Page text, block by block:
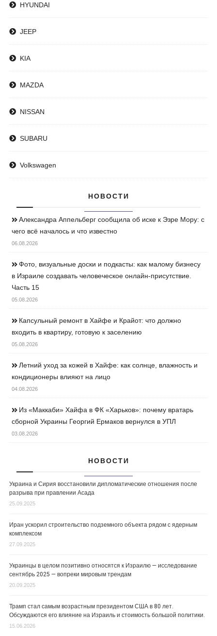
HYUNDAI
JEEP
KIA
MAZDA
NISSAN
SUBARU
Volkswagen
НОВОСТИ
Александра Аппельберг сообщила об иске к Эзре Мору: с
чего всё началось и что известно
06.08.2026
Фото, визуальные доски и подкасты: как малому бизнесу
в Израиле создавать человеческое онлайн-присутствие.
Часть 15
05.08.2026
Капсульный ремонт в Хайфе и Крайот: что должно
входить в квартиру, готовую к заселению
05.08.2026
Летний уход за кожей в Хайфе: как солнце, влажность и
кондиционеры влияют на лицо
04.08.2026
Из «Маккаби» Хайфа в ФК «Харьков»: почему вратарь
сборной Украины Георгий Ермаков вернулся в УПЛ
03.08.2026
НОВОСТИ
Украина и Сирия восстановили дипломатические отношения после
разрыва при правлении Асада
25.09.2025
Иран ускорил строительство подземного объекта рядом с ядерным
комплексом
27.09.2025
Украинцы в целом позитивно относятся к Израилю — исследование
сентябрь 2025 — вопреки мировым трендам
20.09.2025
Трамп стал самым возрастным президентом США в 80 лет.
Обсуждаются его влияние на Израиль и стоимость большой политики.
15.06.2026